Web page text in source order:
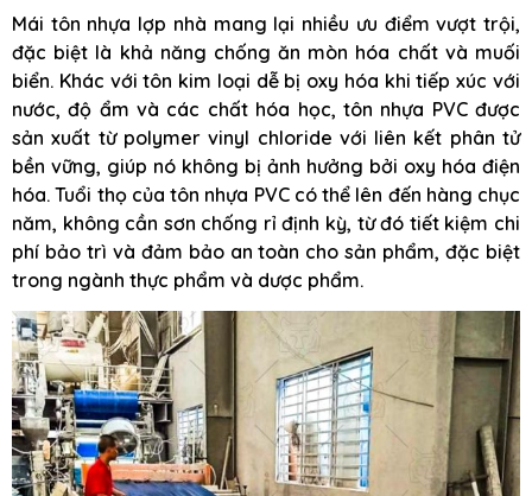
Mái tôn nhựa lợp nhà mang lại nhiều ưu điểm vượt trội,
đặc biệt là khả năng chống ăn mòn hóa chất và muối
biển. Khác với tôn kim loại dễ bị oxy hóa khi tiếp xúc với
nước, độ ẩm và các chất hóa học, tôn nhựa PVC được
sản xuất từ polymer vinyl chloride với liên kết phân tử
bền vững, giúp nó không bị ảnh hưởng bởi oxy hóa điện
hóa. Tuổi thọ của tôn nhựa PVC có thể lên đến hàng chục
năm, không cần sơn chống rỉ định kỳ, từ đó tiết kiệm chi
phí bảo trì và đảm bảo an toàn cho sản phẩm, đặc biệt
trong ngành thực phẩm và dược phẩm.